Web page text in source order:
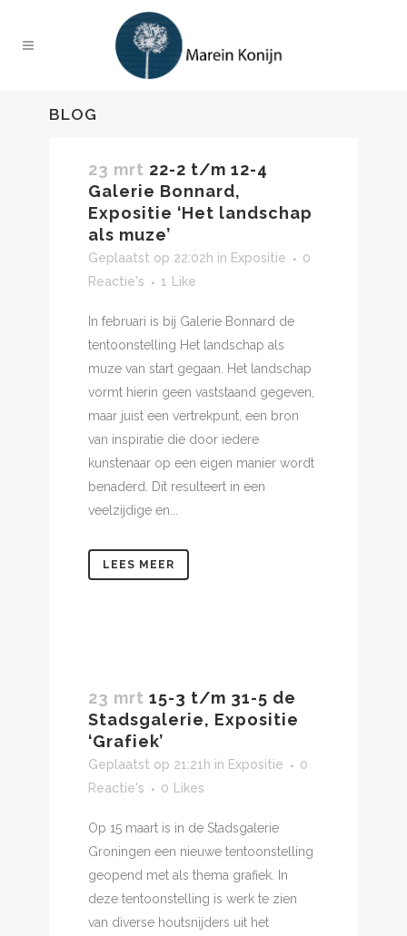
BLOG
23 mrt 22-2 t/m 12-4
Galerie Bonnard,
Expositie ‘Het landschap
als muze’
Geplaatst op 22:02h in Expositie
0
Reactie's
1 Like
In februari is bij Galerie Bonnard de
tentoonstelling Het landschap als
muze van start gegaan. Het landschap
vormt hierin geen vaststaand gegeven,
maar juist een vertrekpunt, een bron
van inspiratie die door iedere
kunstenaar op een eigen manier wordt
benaderd. Dit resulteert in een
veelzijdige en...
LEES MEER
23 mrt 15-3 t/m 31-5 de
Stadsgalerie, Expositie
‘Grafiek’
Geplaatst op 21:21h in Expositie
0
Reactie's
0 Likes
Op 15 maart is in de Stadsgalerie
Groningen een nieuwe tentoonstelling
geopend met als thema grafiek. In
deze tentoonstelling is werk te zien
van diverse houtsnijders uit het